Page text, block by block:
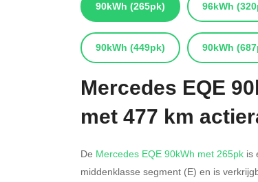
90kWh (265pk) 96kWh
90kWh (449pk) 90kWh
Mercedes EQE
met 477 km
De Mercedes EQE 90kWh met 265pk is
middenklasse segment (E) en is